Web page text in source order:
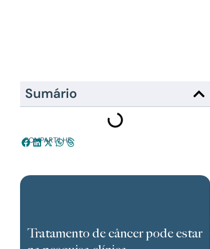
Sumário
COMPARTILHE:
Tratamento de câncer pode estar